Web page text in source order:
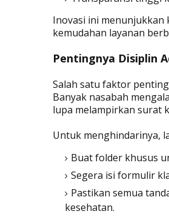
Inovasi ini menunjukkan
kemudahan layanan
Pentingnya Disiplin
Salah satu faktor
Banyak nasabah
lupa melampirkan surat
Untuk menghindarinya,
Buat folder khusus
Segera isi formulir
Pastikan semua
kesehatan.